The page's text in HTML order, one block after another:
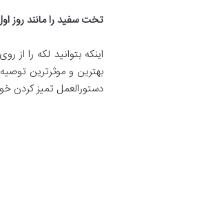
تخت سفید را مانند روز
بهترین و موثرترین
دستورالعمل تمیز کردن